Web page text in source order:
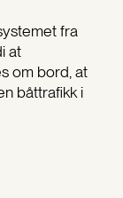
fra
at
om bord, at
båttrafikk i